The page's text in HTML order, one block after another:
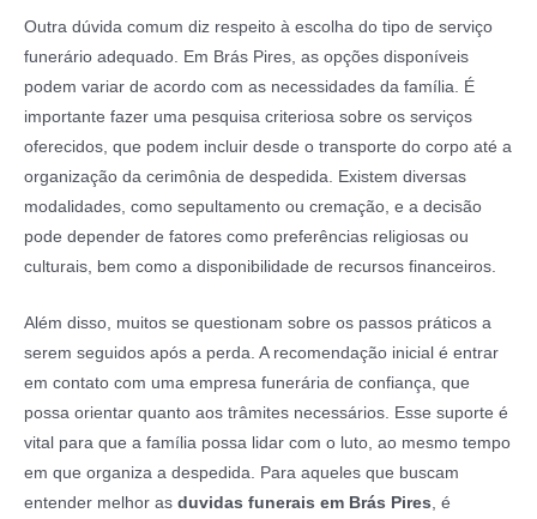
Outra dúvida comum diz respeito à escolha do tipo de serviço
funerário adequado. Em Brás Pires, as opções disponíveis
podem variar de acordo com as necessidades da família. É
importante fazer uma pesquisa criteriosa sobre os serviços
oferecidos, que podem incluir desde o transporte do corpo até a
organização da cerimônia de despedida. Existem diversas
modalidades, como sepultamento ou cremação, e a decisão
pode depender de fatores como preferências religiosas ou
culturais, bem como a disponibilidade de recursos financeiros.
Além disso, muitos se questionam sobre os passos práticos a
serem seguidos após a perda. A recomendação inicial é entrar
em contato com uma empresa funerária de confiança, que
possa orientar quanto aos trâmites necessários. Esse suporte é
vital para que a família possa lidar com o luto, ao mesmo tempo
em que organiza a despedida. Para aqueles que buscam
entender melhor as duvidas funerais em Brás Pires , é